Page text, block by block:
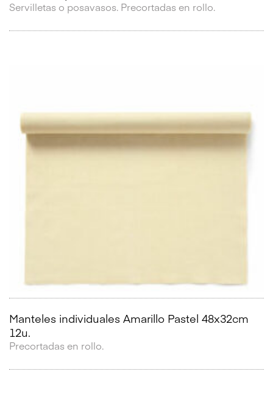
Servilletas o posavasos. Precortadas en rollo.
Manteles individuales Amarillo Pastel 48x32cm
12u.
Precortadas en rollo.